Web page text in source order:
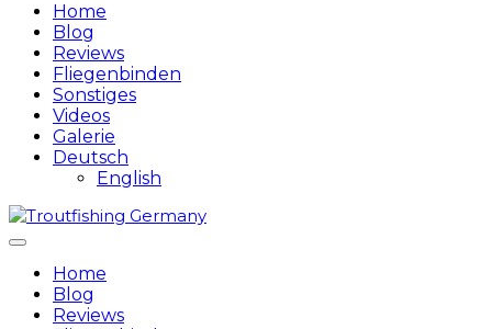
Home
Blog
Reviews
Fliegenbinden
Sonstiges
Videos
Galerie
Deutsch
English
Home
Blog
Reviews